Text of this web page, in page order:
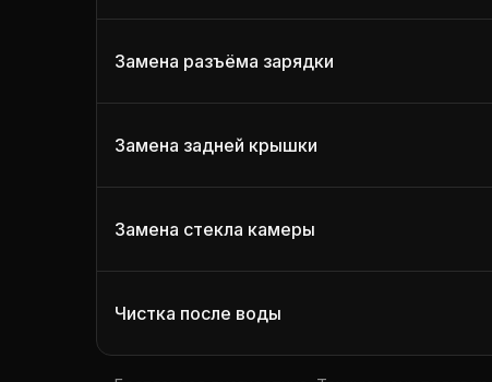
Замена разъёма зарядки
Замена задней крышки
Замена стекла камеры
Чистка после воды